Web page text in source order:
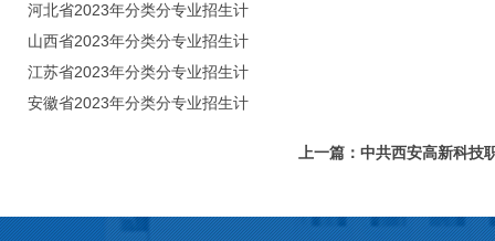
招生章程
河北省2023年分类分专业招生计
划（院校代号：1889）
山西省2023年分类分专业招生计
划（院校代号：5560）
江苏省2023年分类分专业招生计
划（院校代号：8931）
安徽省2023年分类分专业招生计
上一篇：中共西安高新科